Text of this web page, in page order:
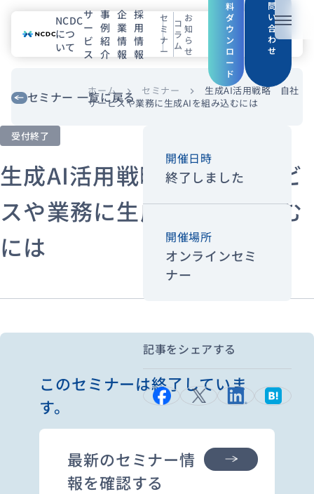
メニュ
NCDCについて
企業情報
セミナー コラム
NCDC
につ
いて
サ
ー
ビ
ス
事
例
紹
介
企
業
情
報
採
用
情
報
セ
ミ
ナ
ー
コ
ラ
ム
お
知
ら
せ
料
ダ
ウ
ン
ロ
ー
ド
問
い
合
わ
せ
セミナー 一覧に戻る
ホーム chevron_right セミナー chevron_right
生成AI活用戦略 自社
サービスや業務に生成AIを組み込むには
受付終了
生成AI活用戦略 自社サービ
スや業務に生成AIを組み込む
には
このセミナーは終了していま
す。
最新のセミナー情
報を確認する
開催日時
終了しました
開催場所
オンラインセミ
ナー
記事をシェアする